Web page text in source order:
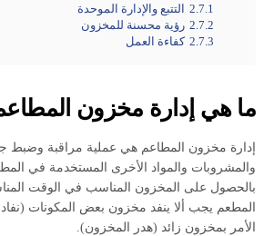
2.7.1
التتبع والإدارة الموحدة
2.7.2 رؤية محسنة للمخزون
2.7.3 كفاءة العمل
ما هي إدارة مخزون
إدارة مخزون المطاعم هي عملية مراقبة وضبط
والمشروبات والمواد الأخرى المستخدمة في
بالحصول على المخزون المناسب في الوقت
المطعم يجب ألا ينفد مخزون بعض المكونات
الأمر بمخزون زائد (هدر المخزون).